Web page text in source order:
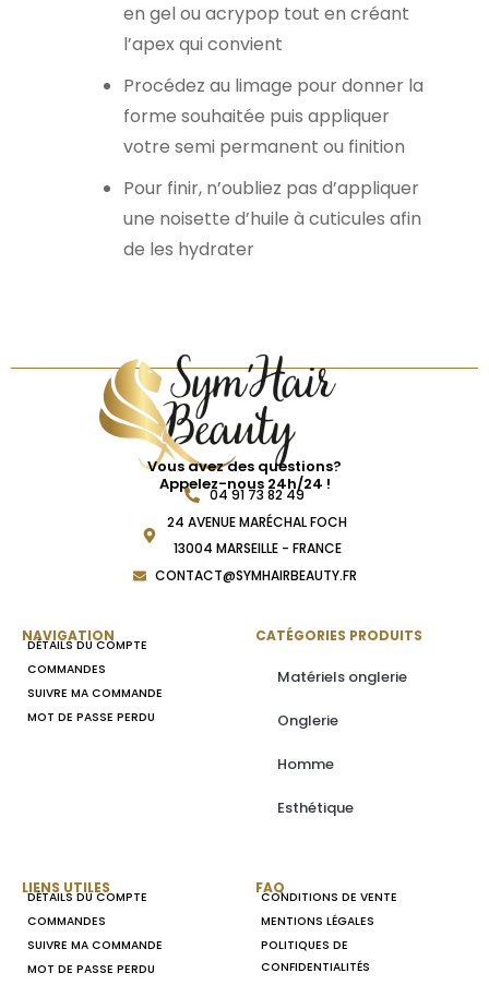
en gel ou acrypop tout en créant
l’apex qui convient
Procédez au limage pour donner la
forme souhaitée puis appliquer
votre semi permanent ou finition
Pour finir, n’oubliez pas d’appliquer
une noisette d’huile à cuticules afin
de les hydrater
Vous avez des questions?
Appelez-nous 24h/24 !
04 91 73 82 49
24 AVENUE MARÉCHAL FOCH
13004 MARSEILLE - FRANCE
CONTACT@SYMHAIRBEAUTY.FR
NAVIGATION
DÉTAILS DU COMPTE
COMMANDES
SUIVRE MA COMMANDE
MOT DE PASSE PERDU
CATÉGORIES PRODUITS
Matériels onglerie
Onglerie
Homme
Esthétique
LIENS UTILES
DÉTAILS DU COMPTE
COMMANDES
SUIVRE MA COMMANDE
MOT DE PASSE PERDU
FAQ
CONDITIONS DE VENTE
MENTIONS LÉGALES
POLITIQUES DE
CONFIDENTIALITÉS